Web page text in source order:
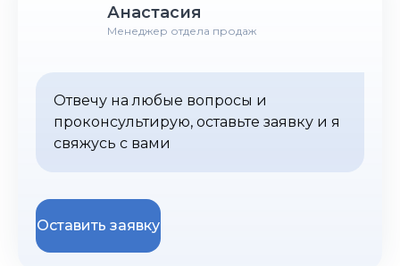
Анастасия
Менеджер отдела продаж
Отвечу на любые вопросы и
проконсультирую, оставьте заявку и я
свяжусь с вами
Оставить заявку